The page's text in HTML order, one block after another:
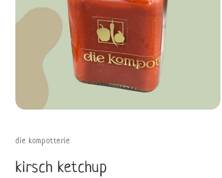
die kompotterie
kirsch ketchup